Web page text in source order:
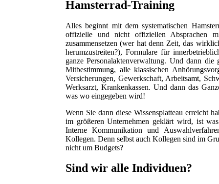
Hamsterrad-Training
Alles beginnt mit dem systematischen
offizielle und nicht offiziellen Absprachen
zusammensetzen (wer hat denn Zeit, das
herumzustreiten?), Formulare für
ganze Personalaktenverwaltung. Und dann
Mitbestimmung, alle klassischen
Versicherungen, Gewerkschaft, Arbeitsamt,
Werksarzt, Krankenkassen. Und dann das
was wo eingegeben wird!
Wenn Sie dann diese Wissensplatteau erreicht
im größeren Unternehmen geklärt wird, ist
Interne Kommunikation und
Kollegen. Denn selbst auch Kollegen sind im
nicht um Budgets?
Sind wir alle Individuen?